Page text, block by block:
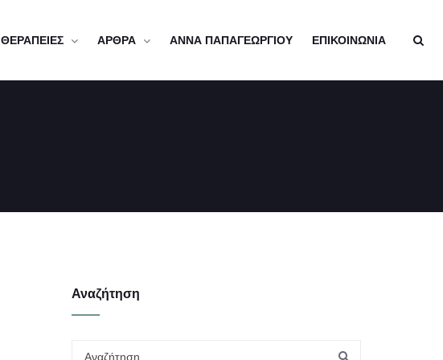
ΘΕΡΑΠΕΙΕΣ ΑΡΘΡΑ ΑΝΝΑ ΠΑΠΑΓΕΩΡΓΙΟΥ ΕΠΙΚΟΙΝΩΝΙΑ
Αναζήτηση